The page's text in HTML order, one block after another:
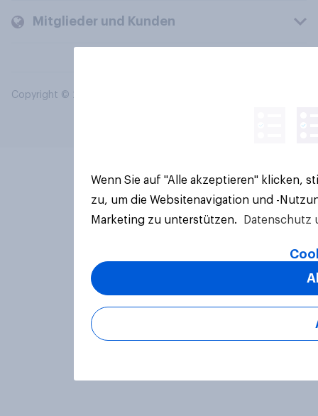
Mitglieder und Kunden
Copyright © 2026 YouGov PLC. Alle Rechte vorbehalten.
Wenn Sie auf "Alle akzeptieren" klicken,
zu, um die Websitenavigation und -
Marketing zu unterstützen.
Datenschutz